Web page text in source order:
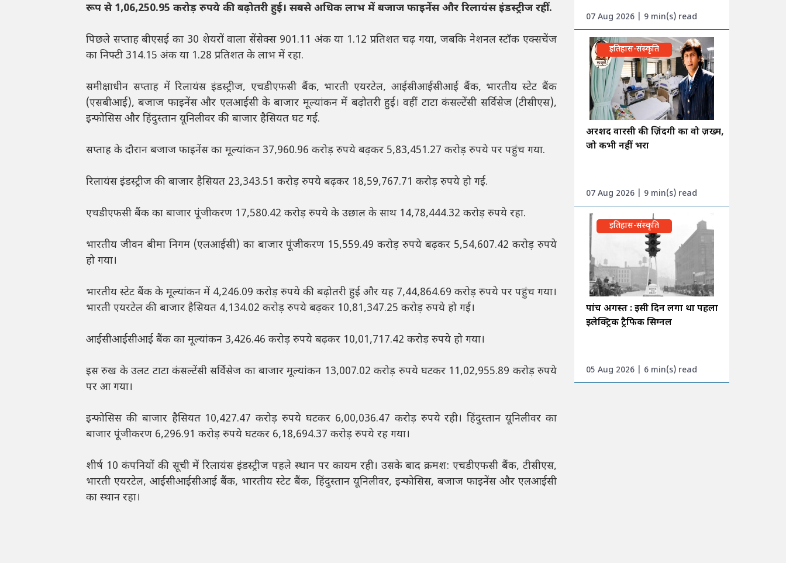
रूप से 1,06,250.95 करोड़ रुपये की बढ़ोतरी हुई। सबसे अधिक लाभ में बजाज फाइनेंस और रिलायंस इंडस्ट्रीज रहीं.
पिछले सप्ताह बीएसई का 30 शेयरों वाला सेंसेक्स 901.11 अंक या 1.12 प्रतिशत चढ़ गया, जबकि नेशनल स्टॉक एक्सचेंज
का निफ्टी 314.15 अंक या 1.28 प्रतिशत के लाभ में रहा.
समीक्षाधीन सप्ताह में रिलायंस इंडस्ट्रीज, एचडीएफसी बैंक, भारती एयरटेल, आईसीआईसीआई बैंक, भारतीय स्टेट बैंक
(एसबीआई), बजाज फाइनेंस और एलआईसी के बाजार मूल्यांकन में बढ़ोतरी हुई। वहीं टाटा कंसल्टेंसी सर्विसेज (टीसीएस),
इन्फोसिस और हिंदुस्तान यूनिलीवर की बाजार हैसियत घट गई.
सप्ताह के दौरान बजाज फाइनेंस का मूल्यांकन 37,960.96 करोड़ रुपये बढ़कर 5,83,451.27 करोड़ रुपये पर पहुंच गया.
रिलायंस इंडस्ट्रीज की बाजार हैसियत 23,343.51 करोड़ रुपये बढ़कर 18,59,767.71 करोड़ रुपये हो गई.
एचडीएफसी बैंक का बाजार पूंजीकरण 17,580.42 करोड़ रुपये के उछाल के साथ 14,78,444.32 करोड़ रुपये रहा.
भारतीय जीवन बीमा निगम (एलआईसी) का बाजार पूंजीकरण 15,559.49 करोड़ रुपये बढ़कर 5,54,607.42 करोड़ रुपये
हो गया।
भारतीय स्टेट बैंक के मूल्यांकन में 4,246.09 करोड़ रुपये की बढ़ोतरी हुई और यह 7,44,864.69 करोड़ रुपये पर पहुंच गया।
भारती एयरटेल की बाजार हैसियत 4,134.02 करोड़ रुपये बढ़कर 10,81,347.25 करोड़ रुपये हो गई।
आईसीआईसीआई बैंक का मूल्यांकन 3,426.46 करोड़ रुपये बढ़कर 10,01,717.42 करोड़ रुपये हो गया।
इस रुख के उलट टाटा कंसल्टेंसी सर्विसेज का बाजार मूल्यांकन 13,007.02 करोड़ रुपये घटकर 11,02,955.89 करोड़ रुपये
पर आ गया।
इन्फोसिस की बाजार हैसियत 10,427.47 करोड़ रुपये घटकर 6,00,036.47 करोड़ रुपये रही। हिंदुस्तान यूनिलीवर का
बाजार पूंजीकरण 6,296.91 करोड़ रुपये घटकर 6,18,694.37 करोड़ रुपये रह गया।
शीर्ष 10 कंपनियों की सूची में रिलायंस इंडस्ट्रीज पहले स्थान पर कायम रही। उसके बाद क्रमश: एचडीएफसी बैंक, टीसीएस,
भारती एयरटेल, आईसीआईसीआई बैंक, भारतीय स्टेट बैंक, हिंदुस्तान यूनिलीवर, इन्फोसिस, बजाज फाइनेंस और एलआईसी
का स्थान रहा।
07 Aug 2026 | 9 min(s) read
इतिहास-संस्कृति
अरशद वारसी की ज़िंदगी का वो ज़ख्म,
जो कभी नहीं भरा
07 Aug 2026 | 9 min(s) read
इतिहास-संस्कृति
पांच अगस्त : इसी दिन लगा था पहला
इलेक्ट्रिक ट्रैफिक सिग्नल
05 Aug 2026 | 6 min(s) read